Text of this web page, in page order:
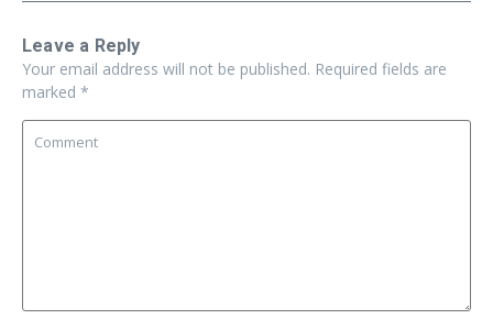
Leave a Reply
Your email address will not be published. Required fields are
marked *